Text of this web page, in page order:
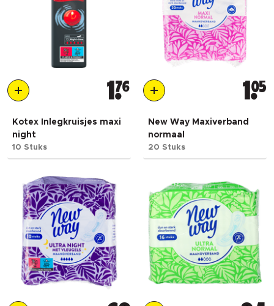
1 76
Kotex Inlegkruisjes maxi
night
10 Stuks
1 05
New Way Maxiverband
normaal
20 Stuks